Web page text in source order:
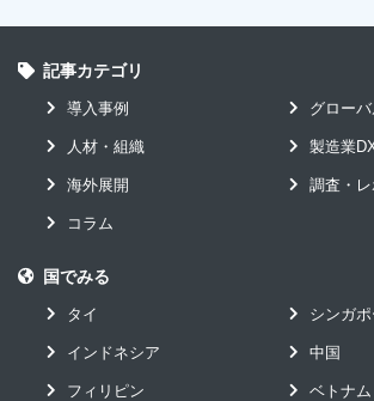
グローバル展開 海外子会社マネジメント
ASEAN イベント
海外拠点経営 製造業DX-IT-デジタル ア
システム導入 データ利活用 リードタイ
工場のデジタル化
記事カテゴリ
導入事例 グロー
人材・組織 製造業
海外展開 調査・レ
コラム
国でみる
タイ シンガ
インドネシア 中国
フィリピン ベトナム